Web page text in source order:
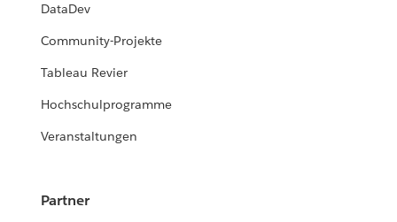
DataDev
Community-Projekte
Tableau Revier
Hochschulprogramme
Veranstaltungen
Partner